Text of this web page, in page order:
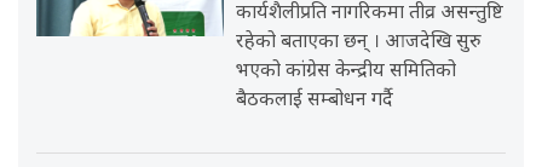
कार्यशैलीप्रति नागरिकमा तीव्र असन्तुष्टि
रहेको बताएका छन् । आजदेखि सुरु
भएको कांग्रेस केन्द्रीय समितिको
बैठकलाई सम्बोधन गर्दै